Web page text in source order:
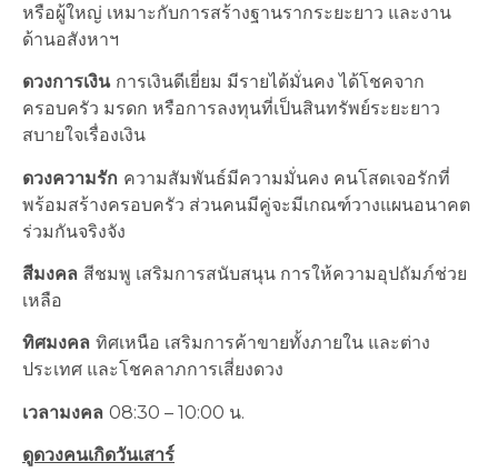
หรือผู้ใหญ่ เหมาะกับการสร้างฐานรากระยะยาว และงาน
ด้านอสังหาฯ
ดวงการเงิน การเงินดีเยี่ยม มีรายได้มั่นคง ได้โชคจาก
ครอบครัว มรดก หรือการลงทุนที่เป็นสินทรัพย์ระยะยาว
สบายใจเรื่องเงิน
ดวงความรัก ความสัมพันธ์มีความมั่นคง คนโสดเจอรักที่
พร้อมสร้างครอบครัว ส่วนคนมีคู่จะมีเกณฑ์วางแผนอนาคต
ร่วมกันจริงจัง
สีมงคล สีชมพู เสริมการสนับสนุน การให้ความอุปถัมภ์ช่วย
เหลือ
ทิศมงคล ทิศเหนือ เสริมการค้าขายทั้งภายใน และต่าง
ประเทศ และโชคลาภการเสี่ยงดวง
เวลามงคล 08:30 – 10:00 น.
ดูดวงคนเกิดวันเสาร์